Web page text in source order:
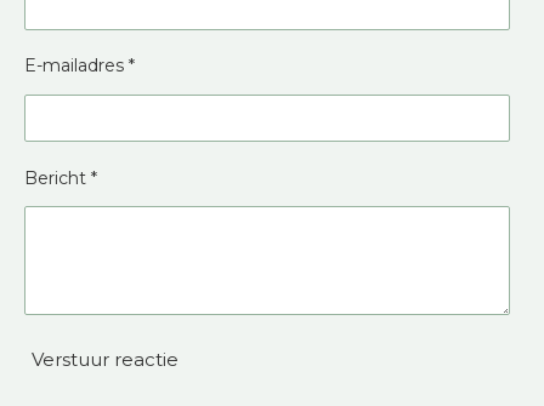
E-mailadres *
Bericht *
Verstuur reactie